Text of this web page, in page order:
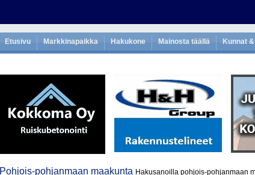
Etusivu Markkinapaikka Hakukone Mainosta täällä Kunnat
Pohjois-pohjanmaan maakunta Hakusanoilla pohjois-pohjanmaan